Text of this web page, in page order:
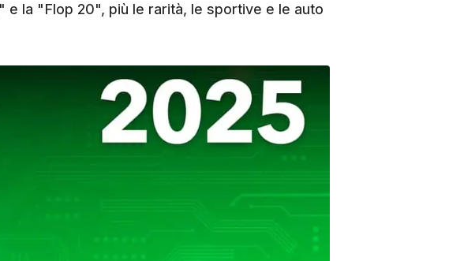
e la "Flop 20", più le rarità, le sportive e le auto